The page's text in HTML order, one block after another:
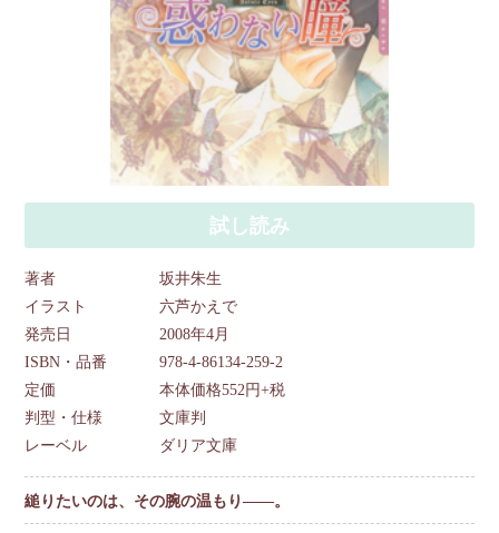
試し読み
著者
坂井朱生
イラスト
六芦かえで
発売日
2008年4月
ISBN・品番
978-4-86134-259-2
定価
本体価格552円+税
判型・仕様
文庫判
レーベル
ダリア文庫
縋りたいのは、その腕の温もり――。